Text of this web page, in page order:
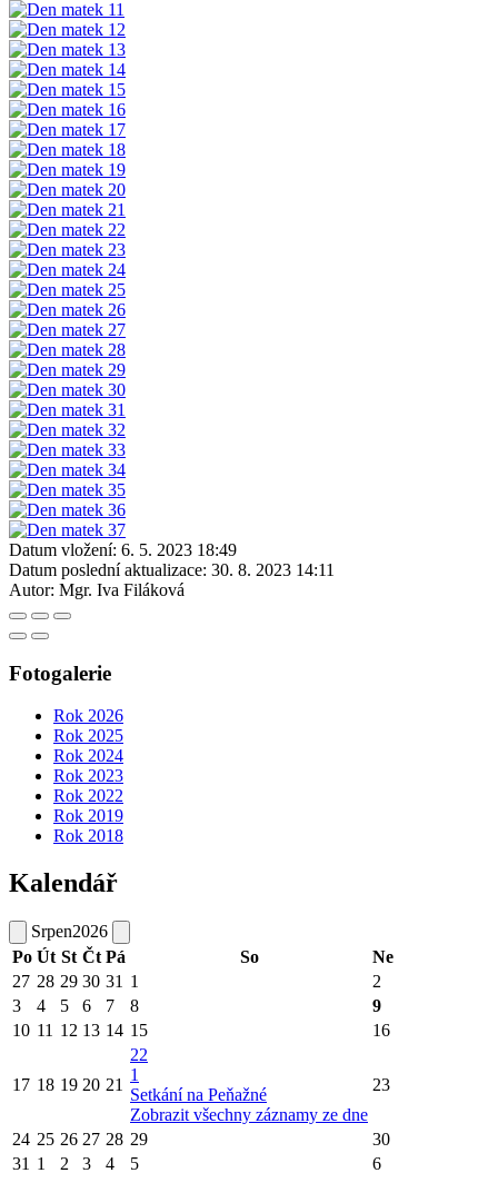
Datum vložení: 6. 5. 2023 18:49
Datum poslední aktualizace: 30. 8. 2023 14:11
Autor: Mgr. Iva Filáková
Fotogalerie
Rok 2026
Rok 2025
Rok 2024
Rok 2023
Rok 2022
Rok 2019
Rok 2018
Kalendář
Srpen2026
Po Út St Čt Pá So
Ne
27 28 29 30 31 1
2
3
4 5 6 7 8
9
10 11 12 13 14 15 16
17 18 19 20 21
22
1
Setkání na Peňažné
Zobrazit všechny záznamy ze dne
23
24 25 26 27 28 29
30
31 1 2 3 4 5 6